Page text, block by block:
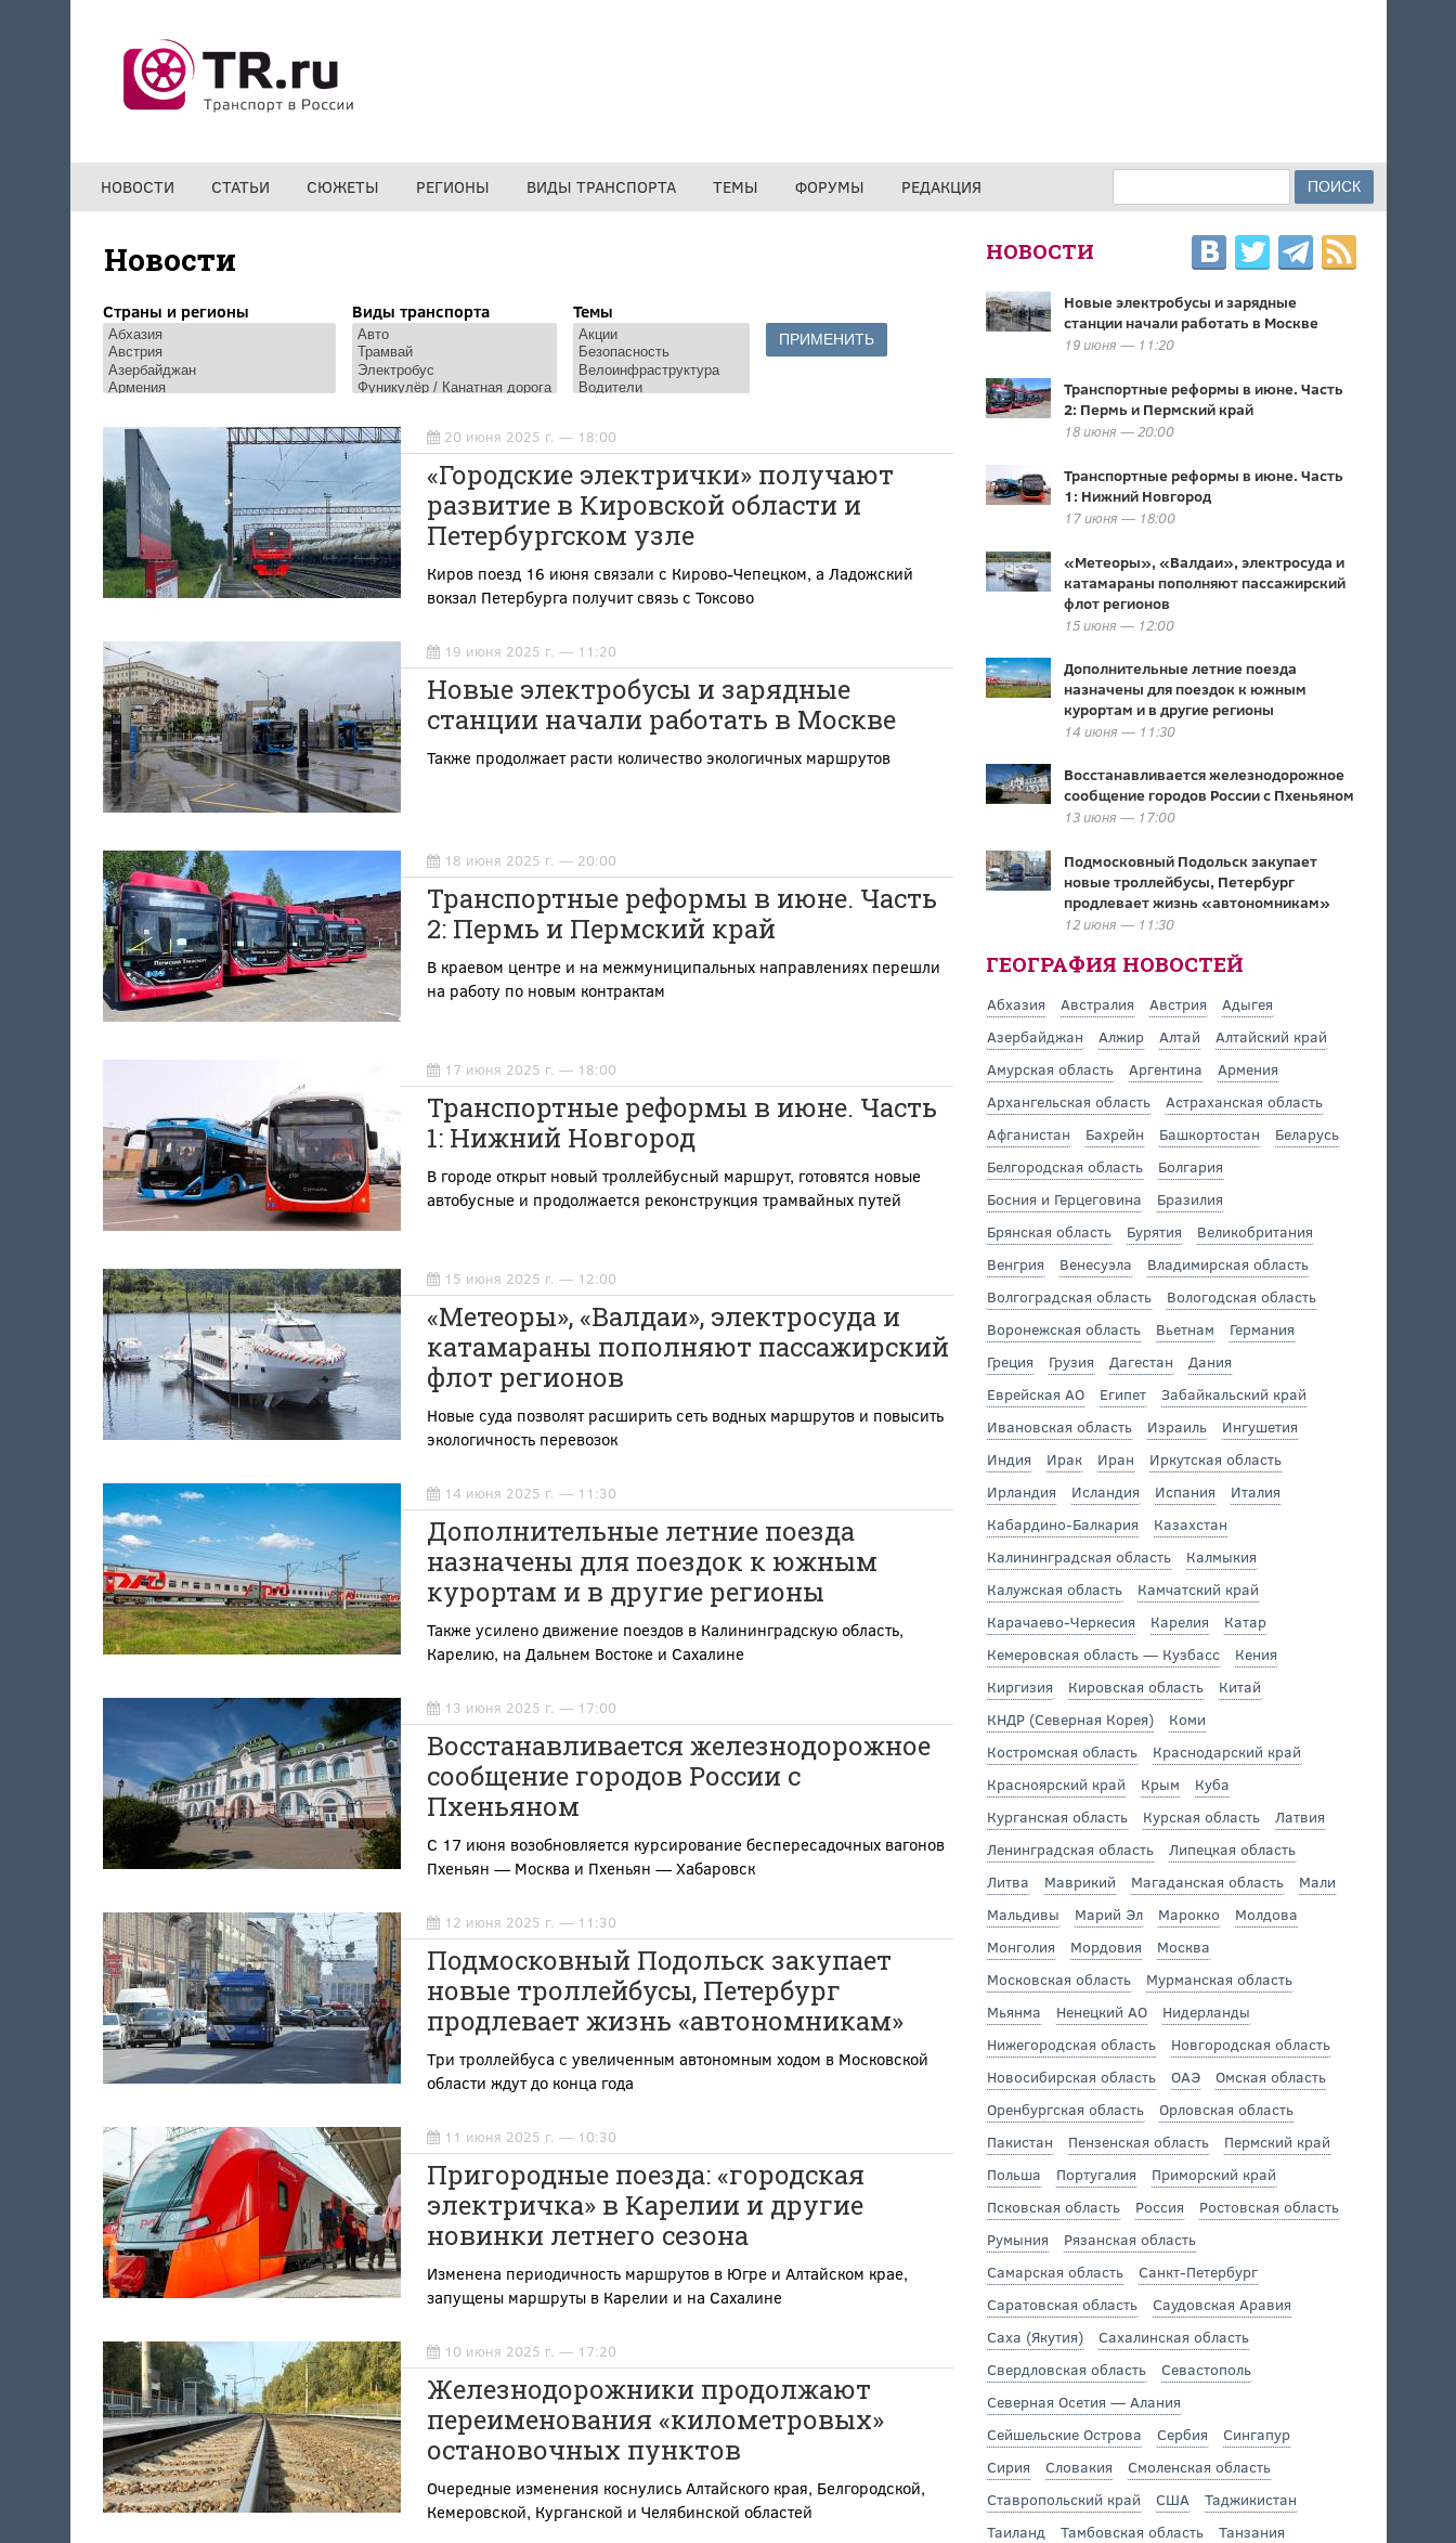
НОВОСТИ СТАТЬИ СЮЖЕТЫ РЕГИОНЫ ВИДЫ ТРАНСПОРТА ТЕМЫ ФОРУМЫ РЕДАКЦИЯ ФОРМА ПОИСКА
Новости
Страны и регионы Виды транспорта Темы
20 июня 2025 г. — 18:00
«Городские электрички» получают
развитие в Кировской области и
Петербургском узле
Киров поезд 16 июня связали с Кирово-Чепецком, а Ладожский
вокзал Петербурга получит связь с Токсово
19 июня 2025 г. — 11:20
Новые электробусы и зарядные
станции начали работать в Москве
Также продолжает расти количество экологичных маршрутов
18 июня 2025 г. — 20:00
Транспортные реформы в июне. Часть
2: Пермь и Пермский край
В краевом центре и на межмуниципальных направлениях перешли
на работу по новым контрактам
17 июня 2025 г. — 18:00
Транспортные реформы в июне. Часть
1: Нижний Новгород
В городе открыт новый троллейбусный маршрут, готовятся новые
автобусные и продолжается реконструкция трамвайных путей
15 июня 2025 г. — 12:00
«Метеоры», «Валдаи», электросуда и
катамараны пополняют пассажирский
флот регионов
Новые суда позволят расширить сеть водных маршрутов и повысить
экологичность перевозок
14 июня 2025 г. — 11:30
Дополнительные летние поезда
назначены для поездок к южным
курортам и в другие регионы
Также усилено движение поездов в Калининградскую область,
Карелию, на Дальнем Востоке и Сахалине
13 июня 2025 г. — 17:00
Восстанавливается железнодорожное
сообщение городов России с
Пхеньяном
С 17 июня возобновляется курсирование беспересадочных вагонов
Пхеньян — Москва и Пхеньян — Хабаровск
12 июня 2025 г. — 11:30
Подмосковный Подольск закупает
новые троллейбусы, Петербург
продлевает жизнь «автономникам»
Три троллейбуса с увеличенным автономным ходом в Московской
области ждут до конца года
11 июня 2025 г. — 10:30
Пригородные поезда: «городская
электричка» в Карелии и другие
новинки летнего сезона
Изменена периодичность маршрутов в Югре и Алтайском крае,
запущены маршруты в Карелии и на Сахалине
10 июня 2025 г. — 17:20
Железнодорожники продолжают
переименования «километровых»
остановочных пунктов
Очередные изменения коснулись Алтайского края, Белгородской,
Кемеровской, Курганской и Челябинской областей
НОВОСТИ
Новые электробусы и зарядные
станции начали работать в Москве
19 июня — 11:20
Транспортные реформы в июне. Часть
2: Пермь и Пермский край
18 июня — 20:00
Транспортные реформы в июне. Часть
1: Нижний Новгород
17 июня — 18:00
«Метеоры», «Валдаи», электросуда и
катамараны пополняют пассажирский
флот регионов
15 июня — 12:00
Дополнительные летние поезда
назначены для поездок к южным
курортам и в другие регионы
14 июня — 11:30
Восстанавливается железнодорожное
сообщение городов России с Пхеньяном
13 июня — 17:00
Подмосковный Подольск закупает
новые троллейбусы, Петербург
продлевает жизнь «автономникам»
12 июня — 11:30
ГЕОГРАФИЯ НОВОСТЕЙ
Абхазия Австралия Австрия
Адыгея
Азербайджан
Алжир Алтай
Алтайский край
Амурская область
Аргентина
Армения
Архангельская область
Астраханская область
Афганистан
Бахрейн Башкортостан
Беларусь
Белгородская область
Болгария
Босния и Герцеговина
Бразилия
Брянская область
Бурятия
Великобритания
Венгрия
Венесуэла
Владимирская область
Волгоградская область
Вологодская область
Воронежская область
Вьетнам
Германия
Греция
Грузия Дагестан
Дания
Еврейская АО
Египет
Забайкальский край
Ивановская область
Израиль
Ингушетия
Индия
Ирак Иран
Иркутская область
Ирландия
Исландия Испания
Италия
Кабардино-Балкария
Казахстан
Калининградская область
Калмыкия
Калужская область
Камчатский край
Карачаево-Черкесия
Карелия
Катар
Кемеровская область — Кузбасс
Кения
Киргизия
Кировская область
Китай
КНДР (Северная Корея)
Коми
Костромская область
Краснодарский край
Красноярский край
Крым
Куба
Курганская область
Курская область
Латвия
Ленинградская область
Липецкая область
Литва
Маврикий Магаданская область
Мали
Мальдивы
Марий Эл Марокко
Молдова
Монголия
Мордовия
Москва
Московская область
Мурманская область
Мьянма
Ненецкий АО
Нидерланды
Нижегородская область
Новгородская область
Новосибирская область
ОАЭ
Омская область
Оренбургская область
Орловская область
Пакистан
Пензенская область
Пермский край
Польша
Португалия
Приморский край
Псковская область
Россия
Ростовская область
Румыния
Рязанская область
Самарская область
Санкт-Петербург
Саратовская область
Саудовская Аравия
Саха (Якутия)
Сахалинская область
Свердловская область
Севастополь
Северная Осетия — Алания
Сейшельские Острова
Сербия
Сингапур
Сирия
Словакия
Смоленская область
Ставропольский край
США
Таджикистан
Таиланд
Тамбовская область
Танзания